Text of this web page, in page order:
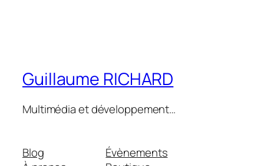
Guillaume RICHARD
Multimédia et développement…
Blog
Évènements